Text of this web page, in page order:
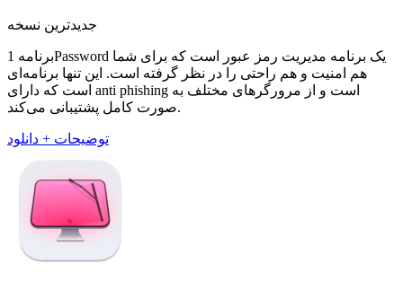
جدیدترین نسخه
برنامه 1Password یک برنامه مدیریت رمز عبور است که برای شما
هم امنیت و هم راحتی را در نظر گرفته است. این تنها برنامه‌ای
است که دارای anti phishing است و از مرورگر‌های مختلف به
صورت کامل پشتیبانی می‌کند.
توضیحات + دانلود